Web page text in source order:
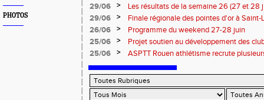
PHOTOS
29/06
>
Les résultats de la semaine 26 (27 et 28
29/06
>
Finale régionale des pointes d'or à
informations
26/06 >
Programme du weekend 27-28 juin
25/06
>
Projet soutien au développement des
25/06
> ASPTT Rouen athlétisme recrute